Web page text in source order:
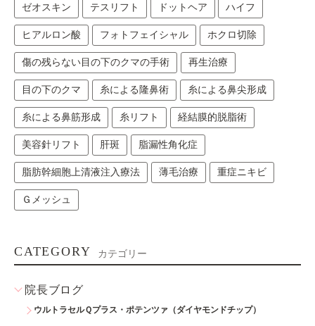
ゼオスキン テスリフト ドットヘア ハイフ
ヒアルロン酸 フォトフェイシャル ホクロ切除
傷の残らない目の下のクマの手術 再生治療
目の下のクマ 糸による隆鼻術 糸による鼻尖形成
糸による鼻筋形成 糸リフト 経結膜的脱脂術
美容針リフト 肝斑 脂漏性角化症
脂肪幹細胞上清液注入療法 薄毛治療 重症ニキビ
Ｇメッシュ
CATEGORY カテゴリー
院長ブログ
ウルトラセルＱプラス・ポテンツァ（ダイヤモンドチップ）